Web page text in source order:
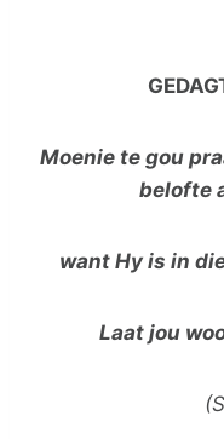
Moenie te gou
belofte
want Hy is in
Laat jou